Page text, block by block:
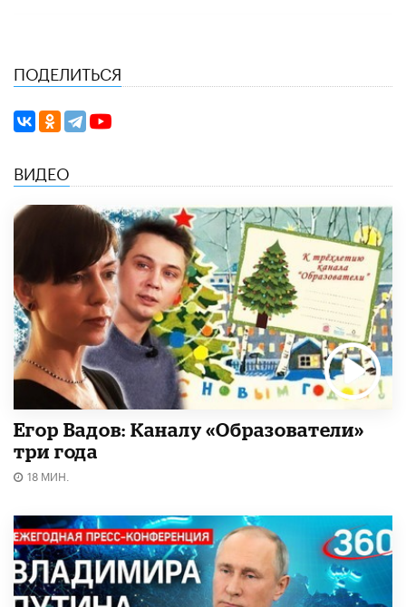
ПОДЕЛИТЬСЯ
ВИДЕО
Егор Вадов: Каналу «Образователи»
три года
18 МИН.